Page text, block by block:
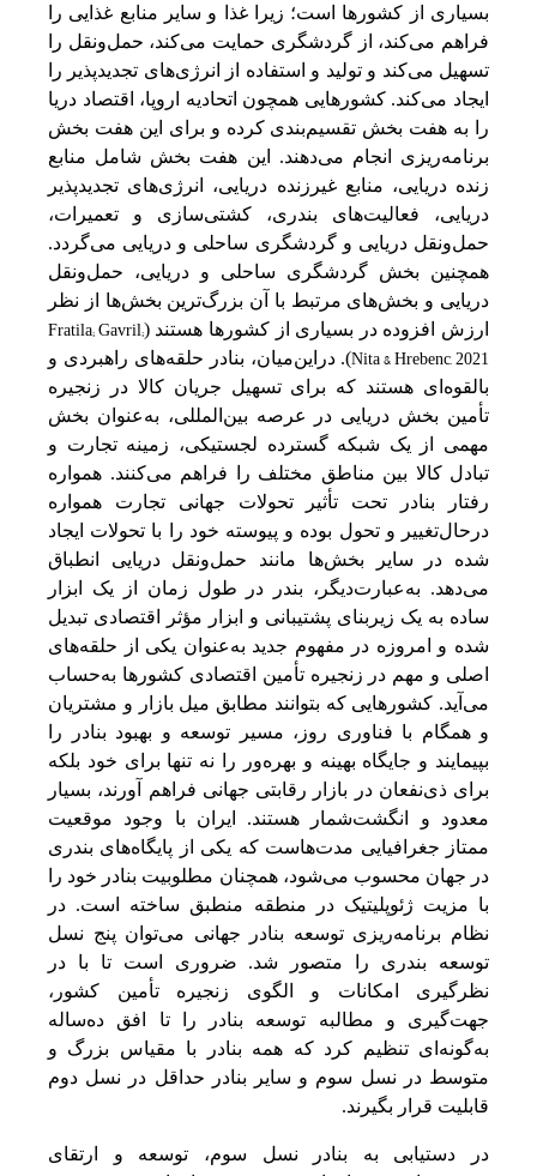
بسیاری از کشورها است‌؛ زیرا غذا و سایر منابع‌ غذایی‌ را
فراهم‌ می‌کند، از گردشگری حمایت‌ می‌کند، حمل‌‌ونقل‌ را
تسهیل‌ می‌کند و تولید و استفاده از انرژی‌های تجدیدپذیر را
ایجاد می‌کند. کشورهایی‌ همچون اتحادیه‌ اروپا، اقتصاد دریا
را به‌ هفت‌ بخش‌ تقسیم‌بندی کرده و برای این‌ هفت‌ بخش‌
برنامه‌ریزی انجام می‌دهند. این‌ هفت‌ بخش‌ شامل‌ منابع‌
زنده دریایی‌، منابع‌ غیرزنده دریایی‌، انرژی‌های تجدیدپذیر
دریایی‌، فعالیت‌های بندری، کشتی‌سازی و تعمیرات،
حمل‌‌ونقل‌ دریایی‌ و گردشگری ساحلی‌ و دریایی‌ می‌گردد.
همچنین‌ بخش‌ گردشگری ساحلی‌ و دریایی‌، حمل‌‌ونقل‌
دریایی‌ و بخش‌های مرتبط‌ با آن بزرگ‌ترین‌ بخش‌ها از نظر
ارزش افزوده در بسیاری از کشورها هستند (Fratila; Gavril;
Nita & Hrebenc, 2021). دراین‌میان، بنادر حلقه‌های راهبردی و
بالقوه‌ای هستند که‌ برای تسهیل‌ جریان کالا در زنجیره
تأمین‌ بخش‌ دریایی‌ در عرصه‌ بین‌‌المللی‌، به‌‌عنوان بخش‌
مهمی‌ از یک‌ شبکه‌ گسترده لجستیکی‌، زمینه‌ تجارت و
تبادل کالا بین‌ مناطق‌ مختلف‌ را فراهم‌ می‌کنند. همواره
رفتار بنادر تحت‌ تأثیر تحولات جهانی‌ تجارت همواره
درحال‌تغییر و تحول بوده و پیوسته‌ خود را با تحولات ایجاد
شده در سایر بخش‌ها مانند حمل‌‌ونقل‌ دریایی‌ انطباق
می‌دهد. به‌‌عبارت‌دیگر، بندر در طول زمان از یک‌ ابزار
ساده به‌ یک‌ زیربنای پشتیبانی‌ و ابزار مؤثر اقتصادی تبدیل‌
شده و امروزه در مفهوم جدید به‌‌عنوان یکی‌ از حلقه‌های
اصلی‌ و مهم‌ در زنجیره تأمین‌ اقتصادی کشورها به‌‌حساب
می‌آید. کشورهایی‌ که‌ بتوانند مطابق‌ میل‌ بازار و مشتریان
و همگام با فناوری روز، مسیر توسعه‌ و بهبود بنادر را
بپیمایند و جایگاه بهینه‌ و بهره‌ور را نه‌ تنها برای خود بلکه‌
برای ذی‌نفعان در بازار رقابتی‌ جهانی‌ فراهم‌ آورند، بسیار
معدود و انگشت‌شمار هستند. ایران با وجود موقعیت‌
ممتاز جغرافیایی‌ مدت‌هاست‌ که‌ یکی‌ از پایگاه‌های بندری
در جهان محسوب می‌شود، همچنان مطلوبیت‌ بنادر خود را
با مزیت‌ ژئوپلیتیک‌ در منطقه‌ منطبق‌ ساخته‌ است‌. در
نظام برنامه‌ریزی توسعه‌ بنادر جهانی‌ می‌توان پنج‌ نسل‌
توسعه‌ بندری را متصور شد. ضروری است‌ تا با در
نظرگیری امکانات و الگوی زنجیره تأمین‌ کشور،
جهت‌گیری و مطالبه‌ توسعه‌ بنادر را تا افق‌ ده‌ساله‌
به‌‌گونه‌ای تنظیم‌ کرد که‌ همه‌ بنادر با مقیاس بزرگ و
متوسط‌ در نسل‌ سوم و سایر بنادر حداقل‌ در نسل‌ دوم
قابلیت‌ قرار بگیرند.
در دستیابی‌ به‌ بنادر نسل‌ سوم، توسعه‌ و ارتقای